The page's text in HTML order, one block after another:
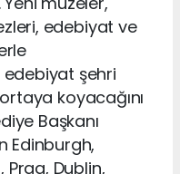
edebiyat ve
şehri
koyacağını
Başkanı
Edinburgh,
Dublin,